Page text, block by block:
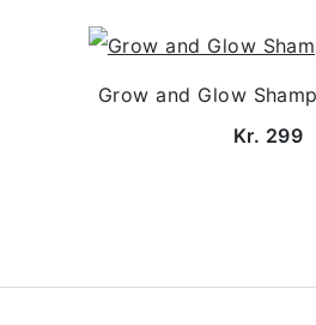
Grow and Glow
Kr. 299